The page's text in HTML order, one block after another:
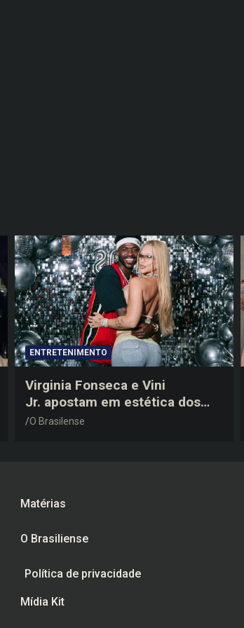
ENTRETENIMENTO
Virginia Fonseca e Vini
Jr. apostam em estética dos
anos 2000 em festa de
O Brasilense
Matérias
O Brasiliense
Política de privacidade
Mídia Kit